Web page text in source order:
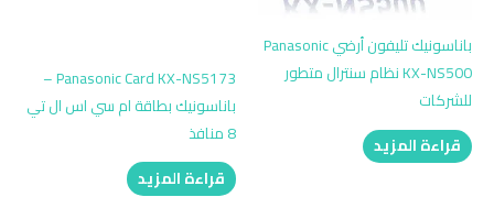
باناسونيك تليفون أرضي Panasonic
KX-NS500 نظام سنترال متطور
للشركات
قراءة المزيد
Panasonic Card KX-NS5173 –
باناسونيك بطاقة ام سي اس ال تي
8 منافذ
قراءة المزيد